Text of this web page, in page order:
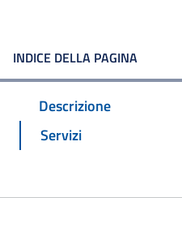
INDICE DELLA PAGINA
Descrizione
Servizi